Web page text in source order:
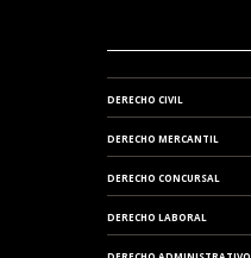
DERECHO CIVIL
DERECHO MERCANTIL
DERECHO CONCURSAL
DERECHO LABORAL